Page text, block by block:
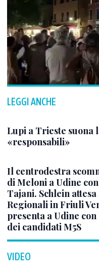
LEGGI ANCHE
Lupi a Trieste suona
«responsabili»
Il centrodestra
di Meloni a Udine
Tajani. Schlein
Regionali in Friuli
presenta a Udine
dei candidati M5S
VIDEO